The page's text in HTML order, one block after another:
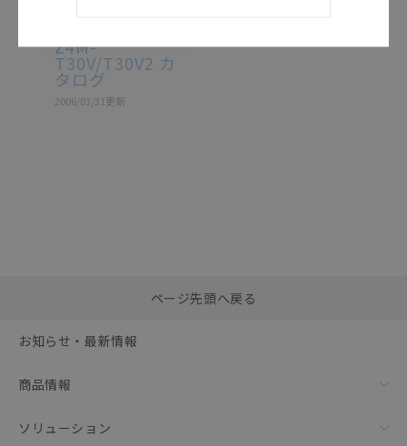
SCHA-013A
Z4M-
T30V/T30V2 カ
タログ
2006/03/31更新
括ダウンロード
ページ先頭へ戻る
お知らせ・最新情報
商品情報
ソリューション